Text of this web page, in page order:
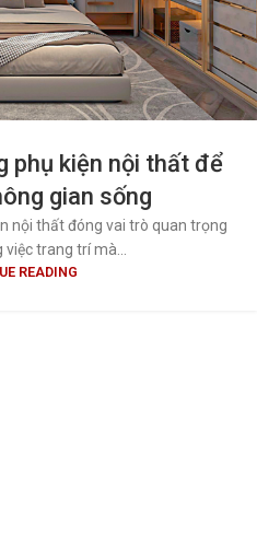
phụ kiện nội thất để
gian sống
nội thất đóng vai trò quan trọng
việc trang trí mà...
READING